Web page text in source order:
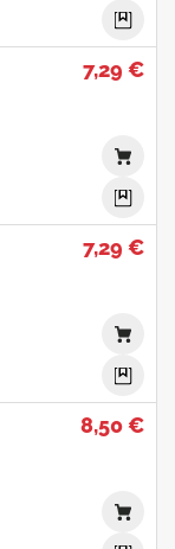
7,29 €
7,29 €
8,50 €